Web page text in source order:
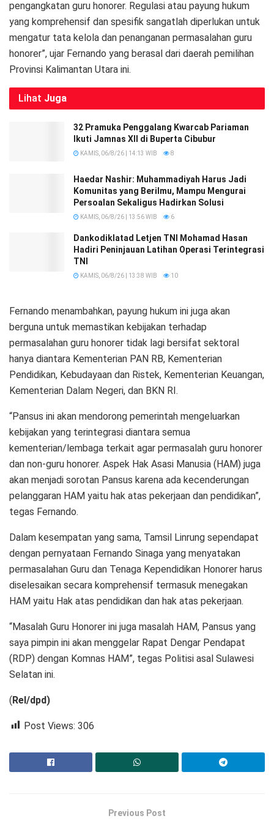
pengangkatan guru honorer. Regulasi atau payung hukum
yang komprehensif dan spesifik sangatlah diperlukan untuk
mengatur tata kelola dan penanganan permasalahan guru
honorer”, ujar Fernando yang berasal dari daerah pemilihan
Provinsi Kalimantan Utara ini.
Lihat Juga
32 Pramuka Penggalang Kwarcab Pariaman
Ikuti Jamnas XII di Buperta Cibubur
KAMIS, 06/8/26 | 14:13 WIB 8
Haedar Nashir: Muhammadiyah Harus Jadi
Komunitas yang Berilmu, Mampu Mengurai
Persoalan Sekaligus Hadirkan Solusi
KAMIS, 06/8/26 | 13:56 WIB 6
Dankodiklatad Letjen TNI Mohamad Hasan
Hadiri Peninjauan Latihan Operasi Terintegrasi
TNI
KAMIS, 06/8/26 | 13:38 WIB 10
Fernando menambahkan, payung hukum ini juga akan
berguna untuk memastikan kebijakan terhadap
permasalahan guru honorer tidak lagi bersifat sektoral
hanya diantara Kementerian PAN RB, Kementerian
Pendidikan, Kebudayaan dan Ristek, Kementerian Keuangan,
Kementerian Dalam Negeri, dan BKN RI.
“Pansus ini akan mendorong pemerintah mengeluarkan
kebijakan yang terintegrasi diantara semua
kementerian/lembaga terkait agar permasalah guru honorer
dan non-guru honorer. Aspek Hak Asasi Manusia (HAM) juga
akan menjadi sorotan Pansus karena ada kecenderungan
pelanggaran HAM yaitu hak atas pekerjaan dan pendidikan”,
tegas Fernando.
Dalam kesempatan yang sama, Tamsil Linrung sependapat
dengan pernyataan Fernando Sinaga yang menyatakan
permasalahan Guru dan Tenaga Kependidikan Honorer harus
diselesaikan secara komprehensif termasuk menegakan
HAM yaitu Hak atas pendidikan dan hak atas pekerjaan.
“Masalah Guru Honorer ini juga masalah HAM, Pansus yang
saya pimpin ini akan menggelar Rapat Dengar Pendapat
(RDP) dengan Komnas HAM”, tegas Politisi asal Sulawesi
Selatan ini.
(Rel/dpd)
Post Views: 306
Previous Post